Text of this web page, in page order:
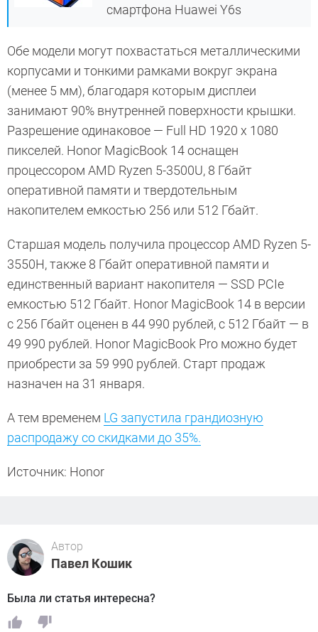
смартфона Huawei Y6s
Обе модели могут похвастаться металлическими
корпусами и тонкими рамками вокруг экрана
(менее 5 мм), благодаря которым дисплеи
занимают 90% внутренней поверхности крышки.
Разрешение одинаковое — Full HD 1920 х 1080
пикселей. Honor MagicBook 14 оснащен
процессором AMD Ryzen 5-3500U, 8 Гбайт
оперативной памяти и твердотельным
накопителем емкостью 256 или 512 Гбайт.
Старшая модель получила процессор AMD Ryzen 5-
3550H, также 8 Гбайт оперативной памяти и
единственный вариант накопителя — SSD PCIe
емкостью 512 Гбайт. Honor MagicBook 14 в версии
с 256 Гбайт оценен в 44 990 рублей, с 512 Гбайт — в
49 990 рублей. Honor MagicBook Pro можно будет
приобрести за 59 990 рублей. Старт продаж
назначен на 31 января.
А тем временем LG запустила грандиозную
распродажу со скидками до 35%.
Источник: Honor
Автор
Павел Кошик
Была ли статья интересна?